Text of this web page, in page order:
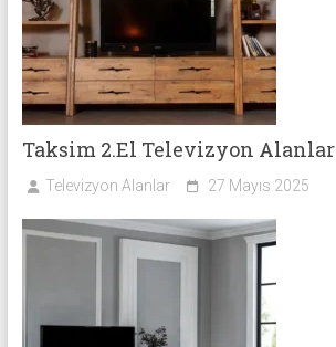
Taksim 2.El Televizyon Alanlar
Televizyon Alanlar 27 Mayıs 2025